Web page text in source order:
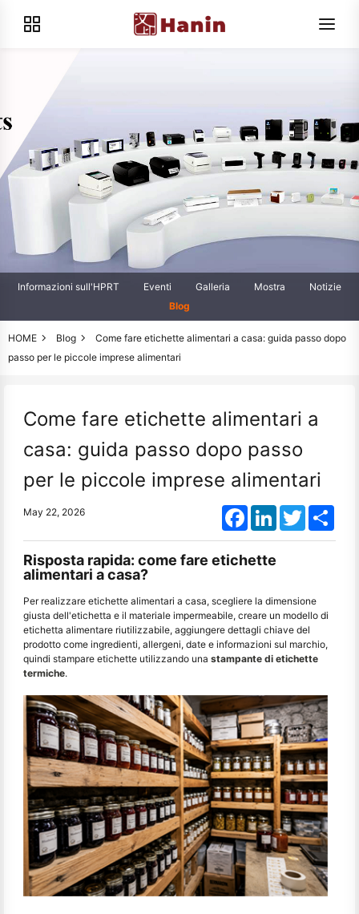
Informazioni sull'HPRT Eventi Galleria Mostra
Notizie
Blog
HOME Blog
Come fare etichette alimentari a casa: guida passo dopo
passo per le piccole imprese alimentari
Come fare etichette alimentari a
casa: guida passo dopo passo
per le piccole imprese alimentari
May 22, 2026 FacebookLinkedInTwitter
Risposta rapida: come fare etichette
alimentari a casa?
Per realizzare etichette alimentari a casa, scegliere la dimensione
giusta dell'etichetta e il materiale impermeabile, creare un modello di
etichetta alimentare riutilizzabile, aggiungere dettagli chiave del
prodotto come ingredienti, allergeni, date e informazioni sul marchio,
quindi stampare etichette utilizzando una stampante di etichette
termiche.